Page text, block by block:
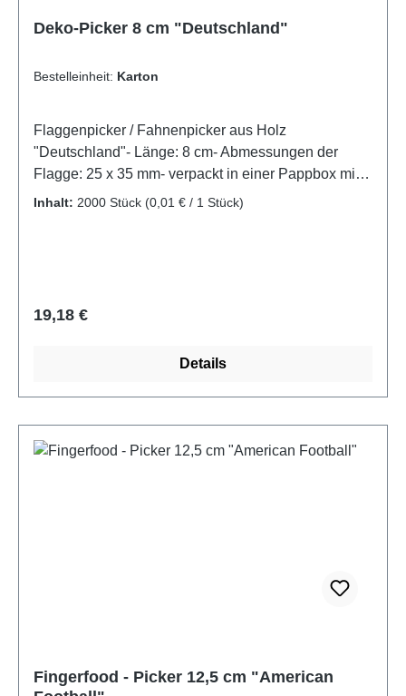
Deko-Picker 8 cm "Deutschland"
Bestelleinheit: Karton
Flaggenpicker / Fahnenpicker aus Holz
"Deutschland"- Länge: 8 cm- Abmessungen der
Flagge: 25 x 35 mm- verpackt in einer Pappbox mit
transparenter Haube
Inhalt: 2000 Stück (0,01 € / 1 Stück)
Regulärer Preis:
19,18 €
Details
Fingerfood - Picker 12,5 cm "American